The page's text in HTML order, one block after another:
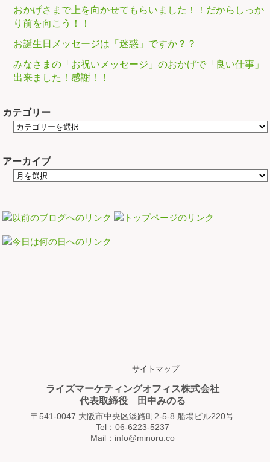
おかげさまで上を向かせてもらいました！！だからしっか
り前を向こう！！
お誕生日メッセージは「迷惑」ですか？？
みなさまの「お祝いメッセージ」のおかげで「良い仕事」
出来ました！感謝！！
カテゴリー
アーカイブ
サイトマップ
ライズマーケティングオフィス株式会社
代表取締役 田中みのる
〒541-0047 大阪市中央区淡路町2-5-8 船場ビル220号
Tel：06-6223-5237
Mail：info@minoru.co